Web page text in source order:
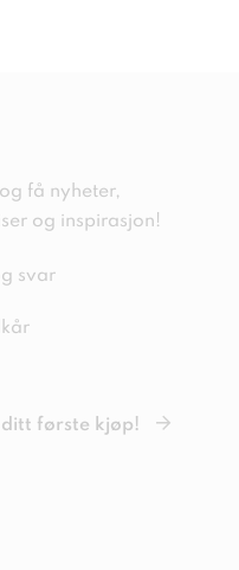
få nyheter,
og inspirasjon!
svar
ditt første kjøp!